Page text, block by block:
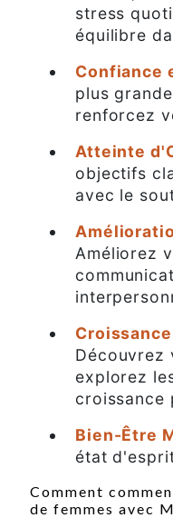
stress
équilibre
Confiance
plus
renforcez
Atteinte
objectifs
avec le
Améliorez
Découvrez
explorez
croissance
Bien-Être
état
Comment
de femmes avec